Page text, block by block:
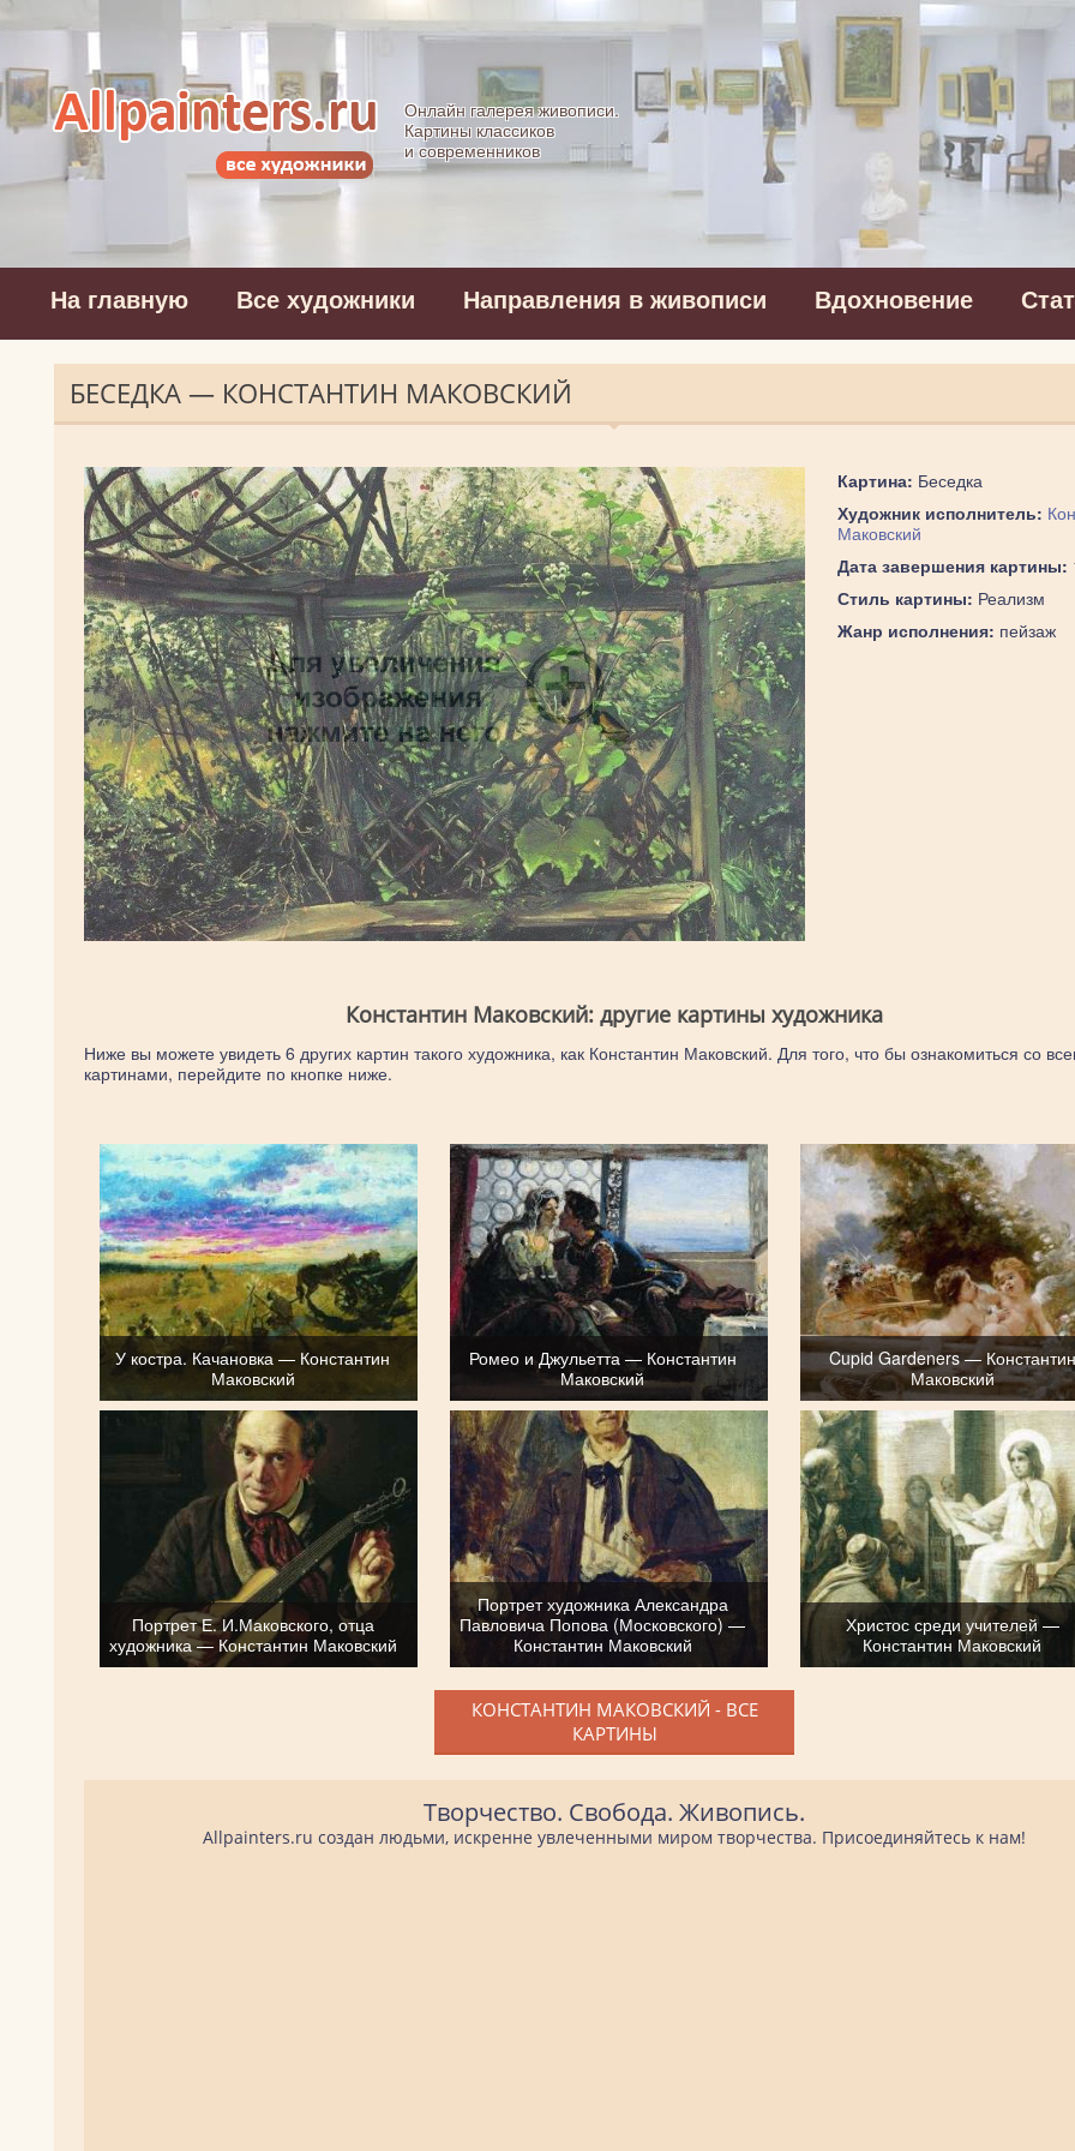
Allpainters.ru - картинная галерея
Онлайн галерея живописи.
Картины классиков
и современников
На главную Все художники Направления в живописи Вдохновение
БЕСЕДКА — КОНСТАНТИН МАКОВСКИЙ
Картина: Беседка
Художник исполнитель:
Маковский
Дата завершения картины:
Стиль картины: Реализм
Жанр исполнения: пейзаж
Константин Маковский: другие картины художника
Ниже вы можете увидеть 6 других картин такого художника, как Константин Маковский. Для того, что бы ознакомиться со
картинами, перейдите по кнопке ниже.
У костра. Качановка — Константин
Маковский
Ромео и Джульетта — Константин
Маковский
Cupid Gardeners — Константин
Маковский
Портрет Е. И.Маковского, отца
художника — Константин Маковский
Портрет художника Александра
Павловича Попова (Московского) —
Константин Маковский
Христос среди учителей —
Константин Маковский
КОНСТАНТИН МАКОВСКИЙ - ВСЕ
КАРТИНЫ
Творчество. Свобода. Живопись.
Allpainters.ru создан людьми, искренне увлеченными миром творчества. Присоединяйтесь к нам!